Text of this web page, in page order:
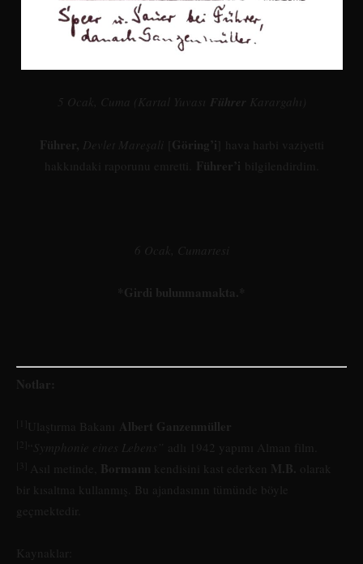
5 Ocak, Cuma (Kartal Yuvası Führer Karargahı)
Führer, Devlet Mareşali Göring’i ] hava harbi vaziyetti
hakkındaki raporunu emretti.
Führer’i bilgilendirdim.
6 Ocak, Cumartesi
*Girdi bulunmamakta.*
Notlar:
Ulaştırma Bakanı Albert Ganzenmüller
“ Symphonie eines Lebens” adlı 1942 yapımı Alman film.
Asıl metinde, Bormann kendisini kast ederken M.B. olarak
bir kısaltma kullanmış. Bu ajandasının tümünde böyle
geçmektedir.
Kaynaklar: